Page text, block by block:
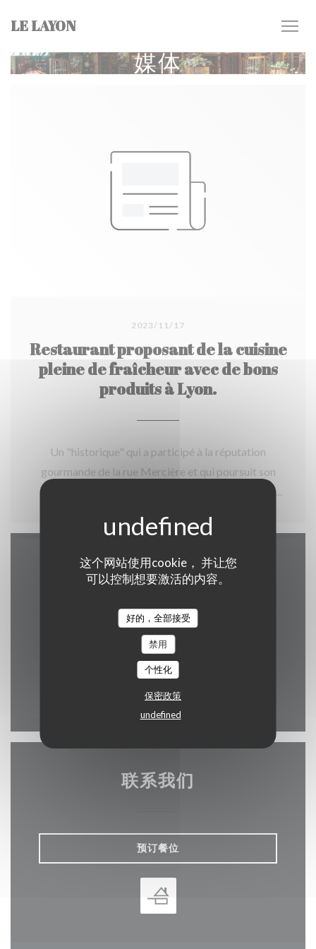
这个网站使用cookie， 并让您
可以控制想要激活的内容。
好的，全部接受
禁用
个性化
保密政策
undefined
LE LAYON
媒体
2023/11/17
Restaurant proposant de la cuisine
pleine de fraîcheur avec de bons
produits à Lyon.
Un "historique" qui a participé à la réputation
gourmande de la rue Mercière et qui poursuit son
chef Jean-Luc Léger nous régale de sa passion pour les
savourer une cuisine pleine de fraîcheur, composée de
bons produits du marché, qui ne cherche pas à plaire à
tous les touristes de passage. Très belle sélection de
vins, notamment du Val de Loire, par un passionné.
Adresse de référence.
地图和联系方式
52 RUE MERCIERE 69002 LYON
04 78 42 94 08
Instagram ((在新窗口中打开
联系我们
预订餐位